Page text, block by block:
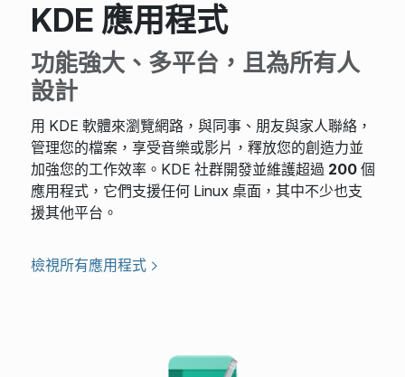
KDE 應用程式
功能強大、多平台，且為所有人
設計
用 KDE 軟體來瀏覽網路，與同事、朋友與家人聯絡，
管理您的檔案，享受音樂或影片，釋放您的創造力並
加強您的工作效率。KDE 社群開發並維護超過 200個
應用程式，它們支援任何 Linux 桌面，其中不少也支
援其他平台。
檢視所有應用程式